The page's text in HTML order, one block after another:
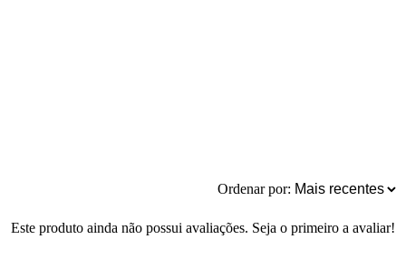
Ordenar por:
Este produto ainda não possui avaliações. Seja o primeiro a avaliar!